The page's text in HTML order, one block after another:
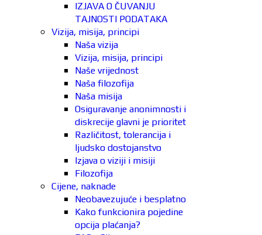
IZJAVA O ČUVANJU
TAJNOSTI PODATAKA
Vizija, misija, principi
Naša vizija
Vizija, misija, principi
Naše vrijednost
Naša filozofija
Naša misija
Osiguravanje anonimnosti i
diskrecije glavni je prioritet
Različitost, tolerancija i
ljudsko dostojanstvo
Izjava o viziji i misiji
Filozofija
Cijene, naknade
Neobavezujuće i besplatno
Kako funkcionira pojedine
opcija plaćanja?